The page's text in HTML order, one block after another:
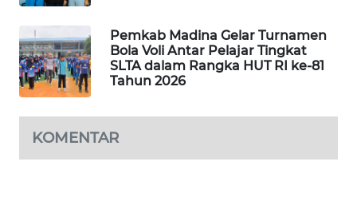
Pemkab Madina Gelar Turnamen
Bola Voli Antar Pelajar Tingkat
SLTA dalam Rangka HUT RI ke-81
Tahun 2026
KOMENTAR
FORJASIDA
TAMBANG
NEWS
SITUNGIR